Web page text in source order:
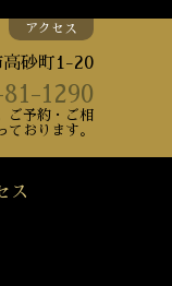
アクセス
砂町1-20
1290
ご予約・ご相
ております。
ス